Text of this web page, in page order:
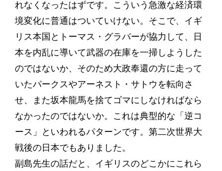
れなくなったはずです。こういう急激な経済環
境変化に普通はついていけない。そこで、イギ
リス本国とトーマス・グラバーが協力して、日
本を内乱に導いて武器の在庫を一掃しようした
のではないか、そのため大政奉還の方に走って
いたパークスやアーネスト・サトウを転向さ
せ、また坂本龍馬を捨てゴマにしなければなら
なかったのではないか。これは典型的な「逆コ
ース」といわれるパターンです。第二次世界大
戦後の日本でもありました。
副島先生の話だと、イギリスのどこかにこれら